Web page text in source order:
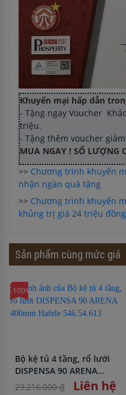
Khuyến mại hấp dẫn
- Tặng ngay Voucher
triệu.
- Tặng thêm voucher
MUA NGAY ! SỐ LƯỢNG
>> Chương trình khuyến
nhận ngàn quà tặng
>> Chương trình khuyến
khủng trị giá 24 triệu đồng
Sản phẩm cùng mức giá
-100%
Bộ kệ tủ 4 tầng, rổ lưới
DISPENSA 90 ARENA
400mm Hafele 546.54.613
23,216,000 ₫ Liên hệ